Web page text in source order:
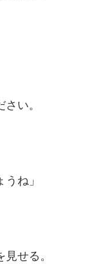
い。
ね」
せる。